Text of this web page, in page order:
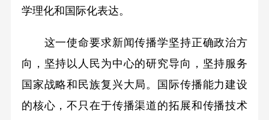
学理化和国际化表达。
这一使命要求新闻传播学坚持正确政治方
向，坚持以人民为中心的研究导向，坚持服务
国家战略和民族复兴大局。国际传播能力建设
的核心，不只在于传播渠道的拓展和传播技术